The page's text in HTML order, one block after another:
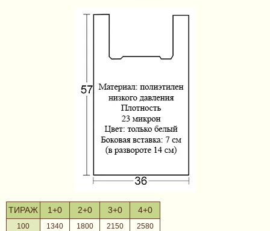
ТИРАЖ 1+0 2+0 3+0 4+0
100 1340 1800 2150
2580